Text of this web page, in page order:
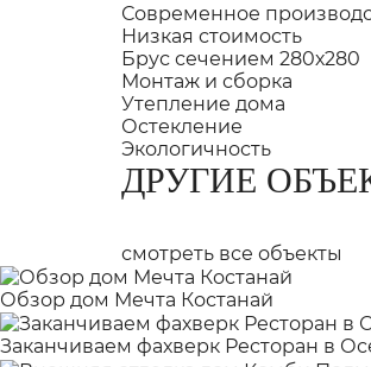
Современное
Низкая стоимость
Брус сечением 280х280
Монтаж и сборка
Утепление дома
Остекление
Экологичность
ДРУГИЕ
смотреть все объекты
Обзор дом Мечта Костанай
Заканчиваем фахверк Ресторан в